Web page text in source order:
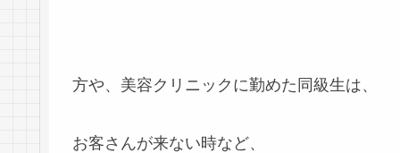
方や、美容クリニックに勤めた同級生は、
お客さんが来ない時など、